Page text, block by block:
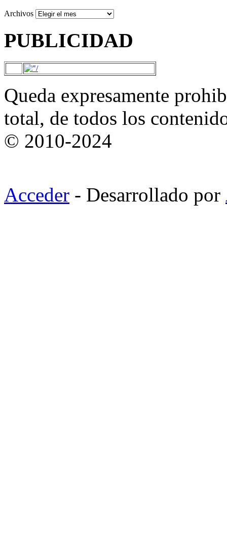
Archivos
PUBLICIDAD
Queda expresamente
total, de todos los
© 2010-2024
Acceder - Desarrollado por